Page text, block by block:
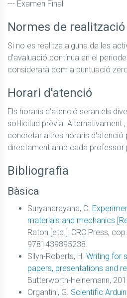
--- Examen Final
Normes de
Si no es realitza alguna de les
d'avaluació contínua en el
considerarà com a puntuació
Horari d'atenció
Els horaris d'atenció seran els
sol·licitud prèvia. Alternativament
concretar altres horaris
directament amb cada professor
Bibliografia
Bàsica
Suryanarayana, C.
materials and mechanics
Raton [etc.]: CRC Press,
9781439895238.
Silyn-Roberts, H. Writing for
papers, presentations and
Butterworth-Heinemann,
Organtini, G. Scientific